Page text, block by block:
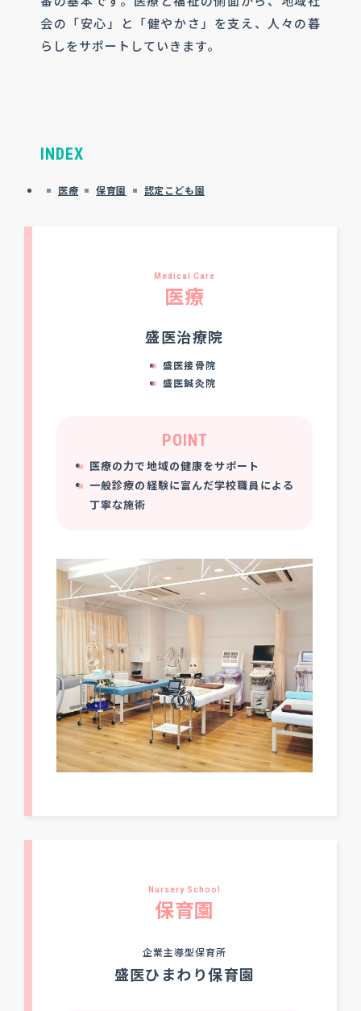
会の「安心」と「健やかさ」を支え、人々の暮
らしをサポートしていきます。
INDEX
医療 保育園 認定こども園
Medical Care
医療
盛医治療院
盛医接骨院
盛医鍼灸院
POINT
医療の力で地域の健康をサポート
一般診療の経験に富んだ学校職員による
丁寧な施術
Nursery School
保育園
企業主導型保育所
盛医ひまわり保育園